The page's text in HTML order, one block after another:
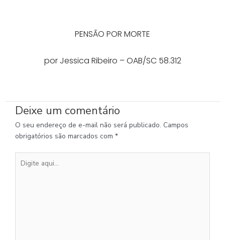
PENSÃO POR MORTE
por Jessica Ribeiro – OAB/SC 58.312
Deixe um comentário
O seu endereço de e-mail não será publicado. Campos
obrigatórios são marcados com *
aqui...